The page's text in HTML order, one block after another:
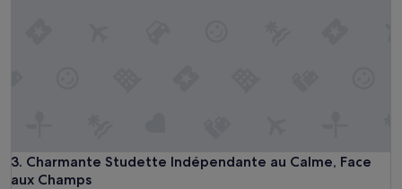
3. Charmante Studette Indépendante au Calme, Face
aux Champs
Charmante Studette Indépendante au Calme, Face aux